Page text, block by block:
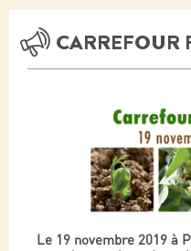
CARREFOUR
Le 19 novembre 2019 à